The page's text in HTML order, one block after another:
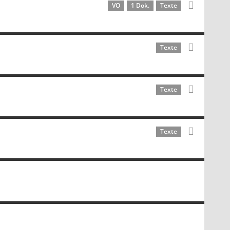
VO 1 Dok. Texte
Texte
Texte
Texte